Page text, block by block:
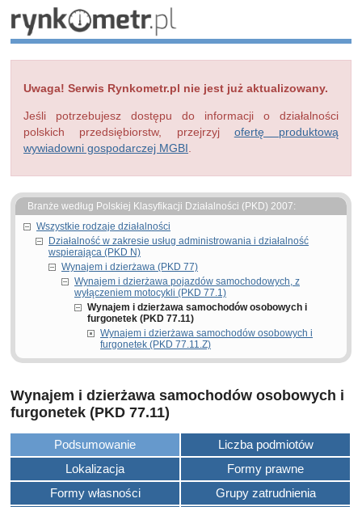
Uwaga! Serwis Rynkometr.pl nie jest już aktualizowany.
Jeśli potrzebujesz dostępu do informacji o działalności
polskich przedsiębiorstw, przejrzyj ofertę produktową
wywiadowni gospodarczej MGBI
Branże według Polskiej Klasyfikacji Działalności (PKD) 2007:
Wszystkie rodzaje działalności
Działalność w zakresie usług administrowania i działalność
wspierająca (PKD N)
Wynajem i dzierżawa (PKD 77)
Wynajem i dzierżawa pojazdów samochodowych, z
wyłączeniem motocykli (PKD 77.1)
Wynajem i dzierżawa samochodów osobowych i
furgonetek (PKD 77.11)
Wynajem i dzierżawa samochodów osobowych i
furgonetek (PKD 77.11.Z)
Wynajem i dzierżawa samochodów osobowych i
furgonetek (PKD 77.11)
Podsumowanie
Liczba podmiotów
Lokalizacja
Formy prawne
Formy własności
Grupy zatrudnienia